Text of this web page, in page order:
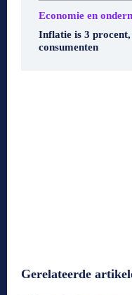
Economie en
Inflatie is 3
consumenten
Gerelateerde